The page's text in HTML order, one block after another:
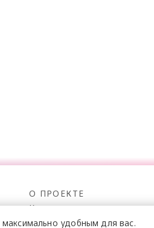
О ПРОЕКТЕ
Команда
Реклама
максимально удобным для вас.